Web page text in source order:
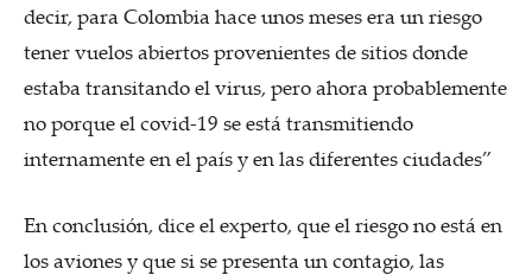
decir, para Colombia hace unos meses era un riesgo
tener vuelos abiertos provenientes de sitios donde
estaba transitando el virus, pero ahora probablemente
no porque el covid-19 se está transmitiendo
internamente en el país y en las diferentes ciudades”
En conclusión, dice el experto, que el riesgo no está en
los aviones y que si se presenta un contagio, las